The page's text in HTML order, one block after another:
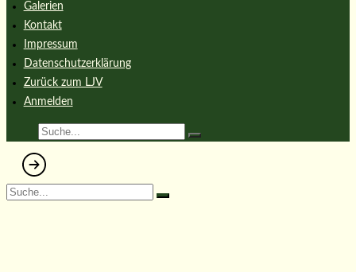
Galerien
Kontakt
Impressum
Datenschutzerklärung
Zurück zum LJV
Anmelden